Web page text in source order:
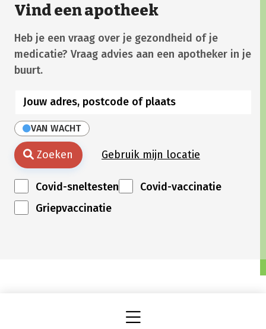
Vind een apotheek
Heb je een vraag over je gezondheid of je
medicatie? Vraag advies aan een apotheker in je
buurt.
VAN WACHT
Zoeken Gebruik mijn locatie
Covid-sneltesten
Covid-vaccinatie
Griepvaccinatie